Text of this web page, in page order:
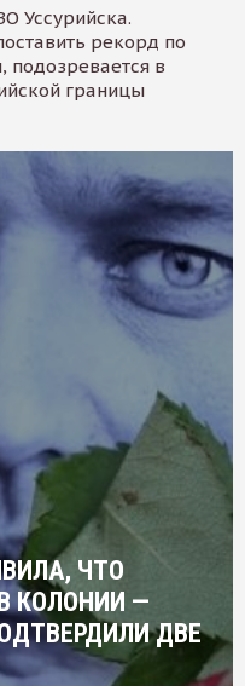
Уссурийска.
рекорд по
подозревается в
границы
ЧТО
КОЛОНИИ —
ДВЕ